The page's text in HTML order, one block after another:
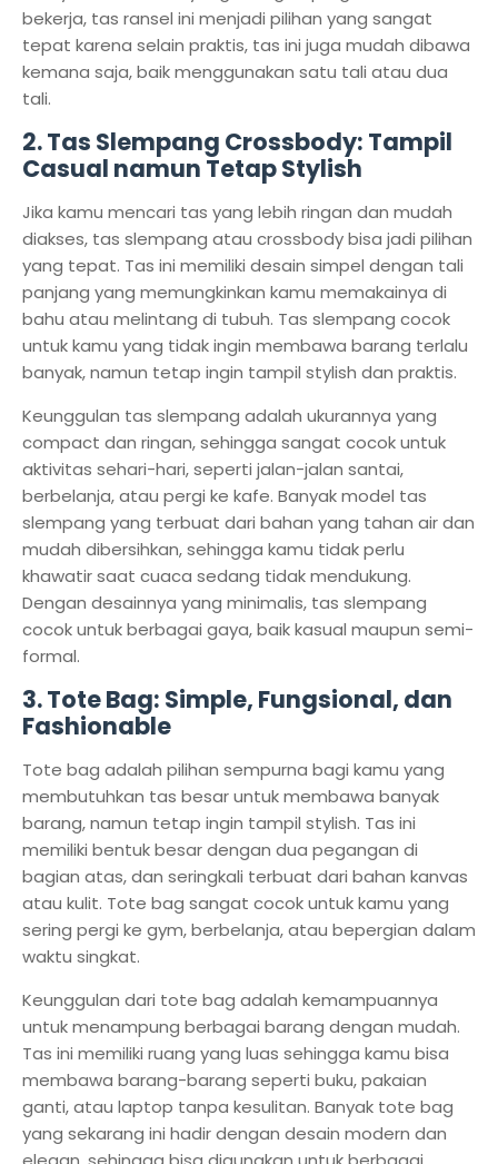
bekerja, tas ransel ini menjadi pilihan yang sangat
tepat karena selain praktis, tas ini juga mudah dibawa
kemana saja, baik menggunakan satu tali atau dua
tali.
2.Tas Slempang Crossbody: Tampil
Casual namun Tetap Stylish
Jika kamu mencari tas yang lebih ringan dan mudah
diakses, tas slempang atau crossbody bisa jadi pilihan
yang tepat. Tas ini memiliki desain simpel dengan tali
panjang yang memungkinkan kamu memakainya di
bahu atau melintang di tubuh. Tas slempang cocok
untuk kamu yang tidak ingin membawa barang terlalu
banyak, namun tetap ingin tampil stylish dan praktis.
Keunggulan tas slempang adalah ukurannya yang
compact dan ringan, sehingga sangat cocok untuk
aktivitas sehari-hari, seperti jalan-jalan santai,
berbelanja, atau pergi ke kafe. Banyak model tas
slempang yang terbuat dari bahan yang tahan air dan
mudah dibersihkan, sehingga kamu tidak perlu
khawatir saat cuaca sedang tidak mendukung.
Dengan desainnya yang minimalis, tas slempang
cocok untuk berbagai gaya, baik kasual maupun semi-
formal.
3.Tote Bag: Simple, Fungsional, dan
Fashionable
Tote bag adalah pilihan sempurna bagi kamu yang
membutuhkan tas besar untuk membawa banyak
barang, namun tetap ingin tampil stylish. Tas ini
memiliki bentuk besar dengan dua pegangan di
bagian atas, dan seringkali terbuat dari bahan kanvas
atau kulit. Tote bag sangat cocok untuk kamu yang
sering pergi ke gym, berbelanja, atau bepergian dalam
waktu singkat.
Keunggulan dari tote bag adalah kemampuannya
untuk menampung berbagai barang dengan mudah.
Tas ini memiliki ruang yang luas sehingga kamu bisa
membawa barang-barang seperti buku, pakaian
ganti, atau laptop tanpa kesulitan. Banyak tote bag
yang sekarang ini hadir dengan desain modern dan